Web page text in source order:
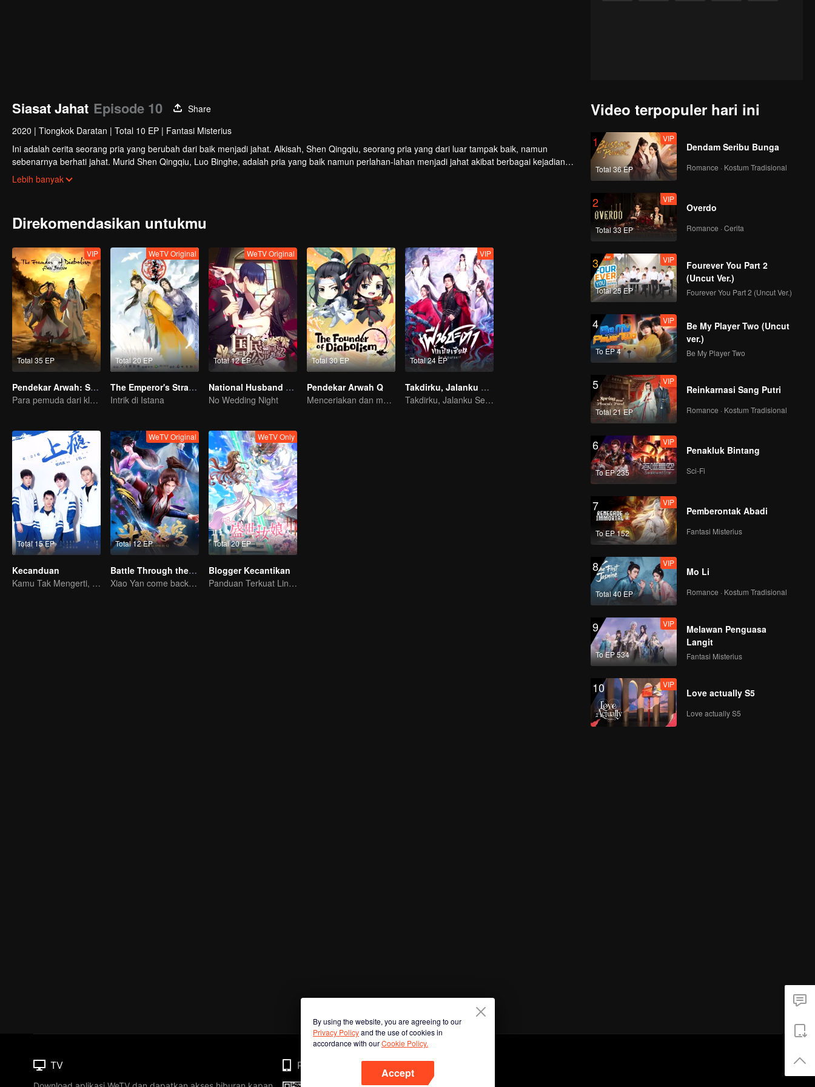
Siasat Jahat Episode 10
Share
2020 | Tiongkok Daratan | Total 10 EP | Fantasi Misterius
Ini adalah cerita seorang pria yang berubah dari baik menjadi jahat. Alkisah, Shen Qingqiu, seorang pria yang dari luar tampak baik, namun
sebenarnya berhati jahat. Murid Shen Qingqiu, Luo Binghe, adalah pria yang baik namun perlahan-lahan menjadi jahat akibat berbagai kejadian
tragis yang menimpanya. Di tengah sistem operasi (OS) yang rapuh, Shen Qingqiu bertahan hidup dari kebaikan Luo Binghe. Padahal, ia
memperlakukan muridnya itu dengan buruk, yang pada akhirnya berujung pada akhir yang mengerikan. Bagaimanapun, rencana Shen Qingqiu
Lebih banyak
Direkomendasikan untukmu
Total 35 EP
VIP
Pendekar Arwah: S1 - S3
Para pemuda dari klan pembudidaya, bersatu melawan kejahatan demi kedamaian bersama
Total 20 EP
WeTV Original
The Emperor's Strategy
Intrik di Istana
Total 12 EP
WeTV Original
National Husband Bring Home SS1
No Wedding Night
Total 30 EP
Pendekar Arwah Q
Menceriakan dan menghangatkan hari-harimu.
Total 24 EP
VIP
Takdirku, Jalanku Sendiri (Thai Ver.)
Takdirku, Jalanku Sendiri
Total 15 EP
Kecanduan
Kamu Tak Mengerti, Ini Juga Cinta
Total 12 EP
WeTV Original
Battle Through the Heavens S2
Xiao Yan come back! Everything is shifting once again ！
Total 20 EP
WeTV Only
Blogger Kecantikan
Panduan Terkuat Lintas Dimensi
Video terpopuler hari ini
1
Total 36 EP
VIP
Dendam Seribu Bunga
Romance · Kostum Tradisional
2
Total 33 EP
VIP
Overdo
Romance · Cerita
3
Total 25 EP
VIP
Fourever You Part 2
(Uncut Ver.)
Fourever You Part 2 (Uncut Ver.)
4
To EP 4
VIP
Be My Player Two (Uncut
ver.)
Be My Player Two
5
Total 21 EP
VIP
Reinkarnasi Sang Putri
Romance · Kostum Tradisional
6
To EP 235
VIP
Penakluk Bintang
Sci-Fi
7
To EP 152
VIP
Pemberontak Abadi
Fantasi Misterius
8
Total 40 EP
VIP
Mo Li
Romance · Kostum Tradisional
9
To EP 534
VIP
Melawan Penguasa
Langit
Fantasi Misterius
10 VIP
Love actually S5
Love actually S5
By using the website, you are agreeing to our
Privacy Policyand the use of cookies in
accordance with ourCookie Policy.
Accept
TV Phone